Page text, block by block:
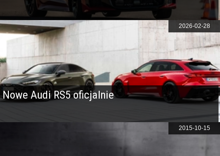
Nowe Audi RS5 oficjalnie
2026-02-28
2015-10-15